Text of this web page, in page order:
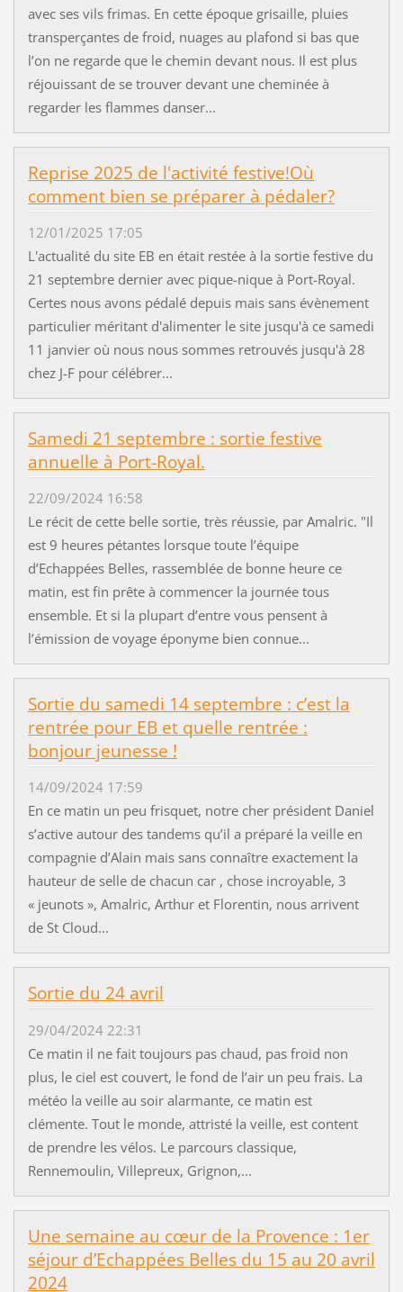
avec ses vils frimas. En cette époque grisaille, pluies
transperçantes de froid, nuages au plafond si bas que
l’on ne regarde que le chemin devant nous. Il est plus
réjouissant de se trouver devant une cheminée à
regarder les flammes danser...
Reprise 2025 de l'activité festive!Où
comment bien se préparer à pédaler?
12/01/2025 17:05
L'actualité du site EB en était restée à la sortie festive du
21 septembre dernier avec pique-nique à Port-Royal.
Certes nous avons pédalé depuis mais sans évènement
particulier méritant d'alimenter le site jusqu'à ce samedi
11 janvier où nous nous sommes retrouvés jusqu'à 28
chez J-F pour célébrer...
Samedi 21 septembre : sortie festive
annuelle à Port-Royal.
22/09/2024 16:58
Le récit de cette belle sortie, très réussie, par Amalric. "Il
est 9 heures pétantes lorsque toute l’équipe
d’Echappées Belles, rassemblée de bonne heure ce
matin, est fin prête à commencer la journée tous
ensemble. Et si la plupart d’entre vous pensent à
l’émission de voyage éponyme bien connue...
Sortie du samedi 14 septembre : c’est la
rentrée pour EB et quelle rentrée :
bonjour jeunesse !
14/09/2024 17:59
En ce matin un peu frisquet, notre cher président Daniel
s’active autour des tandems qu’il a préparé la veille en
compagnie d’Alain mais sans connaître exactement la
hauteur de selle de chacun car , chose incroyable, 3
« jeunots », Amalric, Arthur et Florentin, nous arrivent
de St Cloud...
Sortie du 24 avril
29/04/2024 22:31
Ce matin il ne fait toujours pas chaud, pas froid non
plus, le ciel est couvert, le fond de l’air un peu frais. La
météo la veille au soir alarmante, ce matin est
clémente. Tout le monde, attristé la veille, est content
de prendre les vélos. Le parcours classique,
Rennemoulin, Villepreux, Grignon,...
Une semaine au cœur de la Provence : 1er
séjour d’Echappées Belles du 15 au 20 avril
2024